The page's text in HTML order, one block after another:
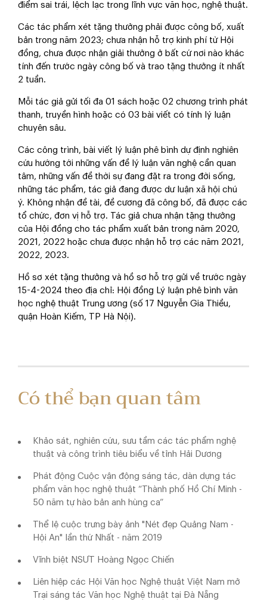
điểm sai trái, lệch lạc trong lĩnh vực văn học, nghệ thuật.
Các tác phẩm xét tặng thưởng phải được công bố, xuất
bản trong năm 2023; chưa nhận hỗ trợ kinh phí từ Hội
đồng, chưa được nhận giải thưởng ở bất cứ nơi nào khác
tính đến trước ngày công bố và trao tặng thưởng ít nhất
2 tuần.
Mỗi tác giả gửi tối đa 01 sách hoặc 02 chương trình phát
thanh, truyền hình hoặc có 03 bài viết có tính lý luận
chuyên sâu.
Các công trình, bài viết lý luận phê bình dự định nghiên
cứu hướng tới những vấn đề lý luận văn nghệ cần quan
tâm, những vấn đề thời sự đang đặt ra trong đời sống,
những tác phẩm, tác giả đang được dư luận xã hội chú
ý. Không nhận đề tài, đề cương đã công bố, đã được các
tổ chức, đơn vị hỗ trợ. Tác giả chưa nhận tặng thưởng
của Hội đồng cho tác phẩm xuất bản trong năm 2020,
2021, 2022 hoặc chưa được nhận hỗ trợ các năm 2021,
2022, 2023.
Hồ sơ xét tặng thưởng và hồ sơ hỗ trợ gửi về trước ngày
15-4-2024 theo địa chỉ: Hội đồng Lý luận phê bình văn
học nghệ thuật Trung ương (số 17 Nguyễn Gia Thiều,
quận Hoàn Kiếm, TP Hà Nội).
Có thể bạn quan tâm
Khảo sát, nghiên cứu, sưu tầm các tác phẩm nghệ
thuật và công trình tiêu biểu về tỉnh Hải Dương
Phát động Cuộc vận động sáng tác, dàn dựng tác
phẩm văn học nghệ thuật “Thành phố Hồ Chí Minh -
50 năm tự hào bản anh hùng ca”
Thể lệ cuộc trưng bày ảnh "Nét đẹp Quảng Nam -
Hội An" lần thứ Nhất - năm 2019
Vĩnh biệt NSƯT Hoàng Ngọc Chiến
Liên hiệp các Hội Văn học Nghệ thuật Việt Nam mở
Trại sáng tác Văn học Nghệ thuật tại Đà Nẵng